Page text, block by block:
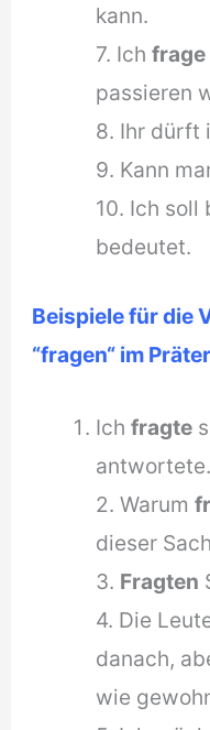
kann.
7. Ich frage
passieren
8. Ihr dürft
9. Kann
10. Ich soll
bedeutet.
Beispiele für die
“fragen“ im
Ich fragte
antwortete.
2. Warum
dieser
3. Fragten
4. Die
danach,
wie